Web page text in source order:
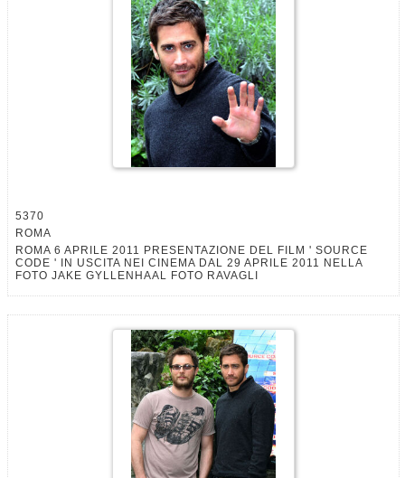
5370
ROMA
ROMA 6 APRILE 2011 PRESENTAZIONE DEL FILM ' SOURCE
CODE ' IN USCITA NEI CINEMA DAL 29 APRILE 2011 NELLA
FOTO JAKE GYLLENHAAL FOTO RAVAGLI